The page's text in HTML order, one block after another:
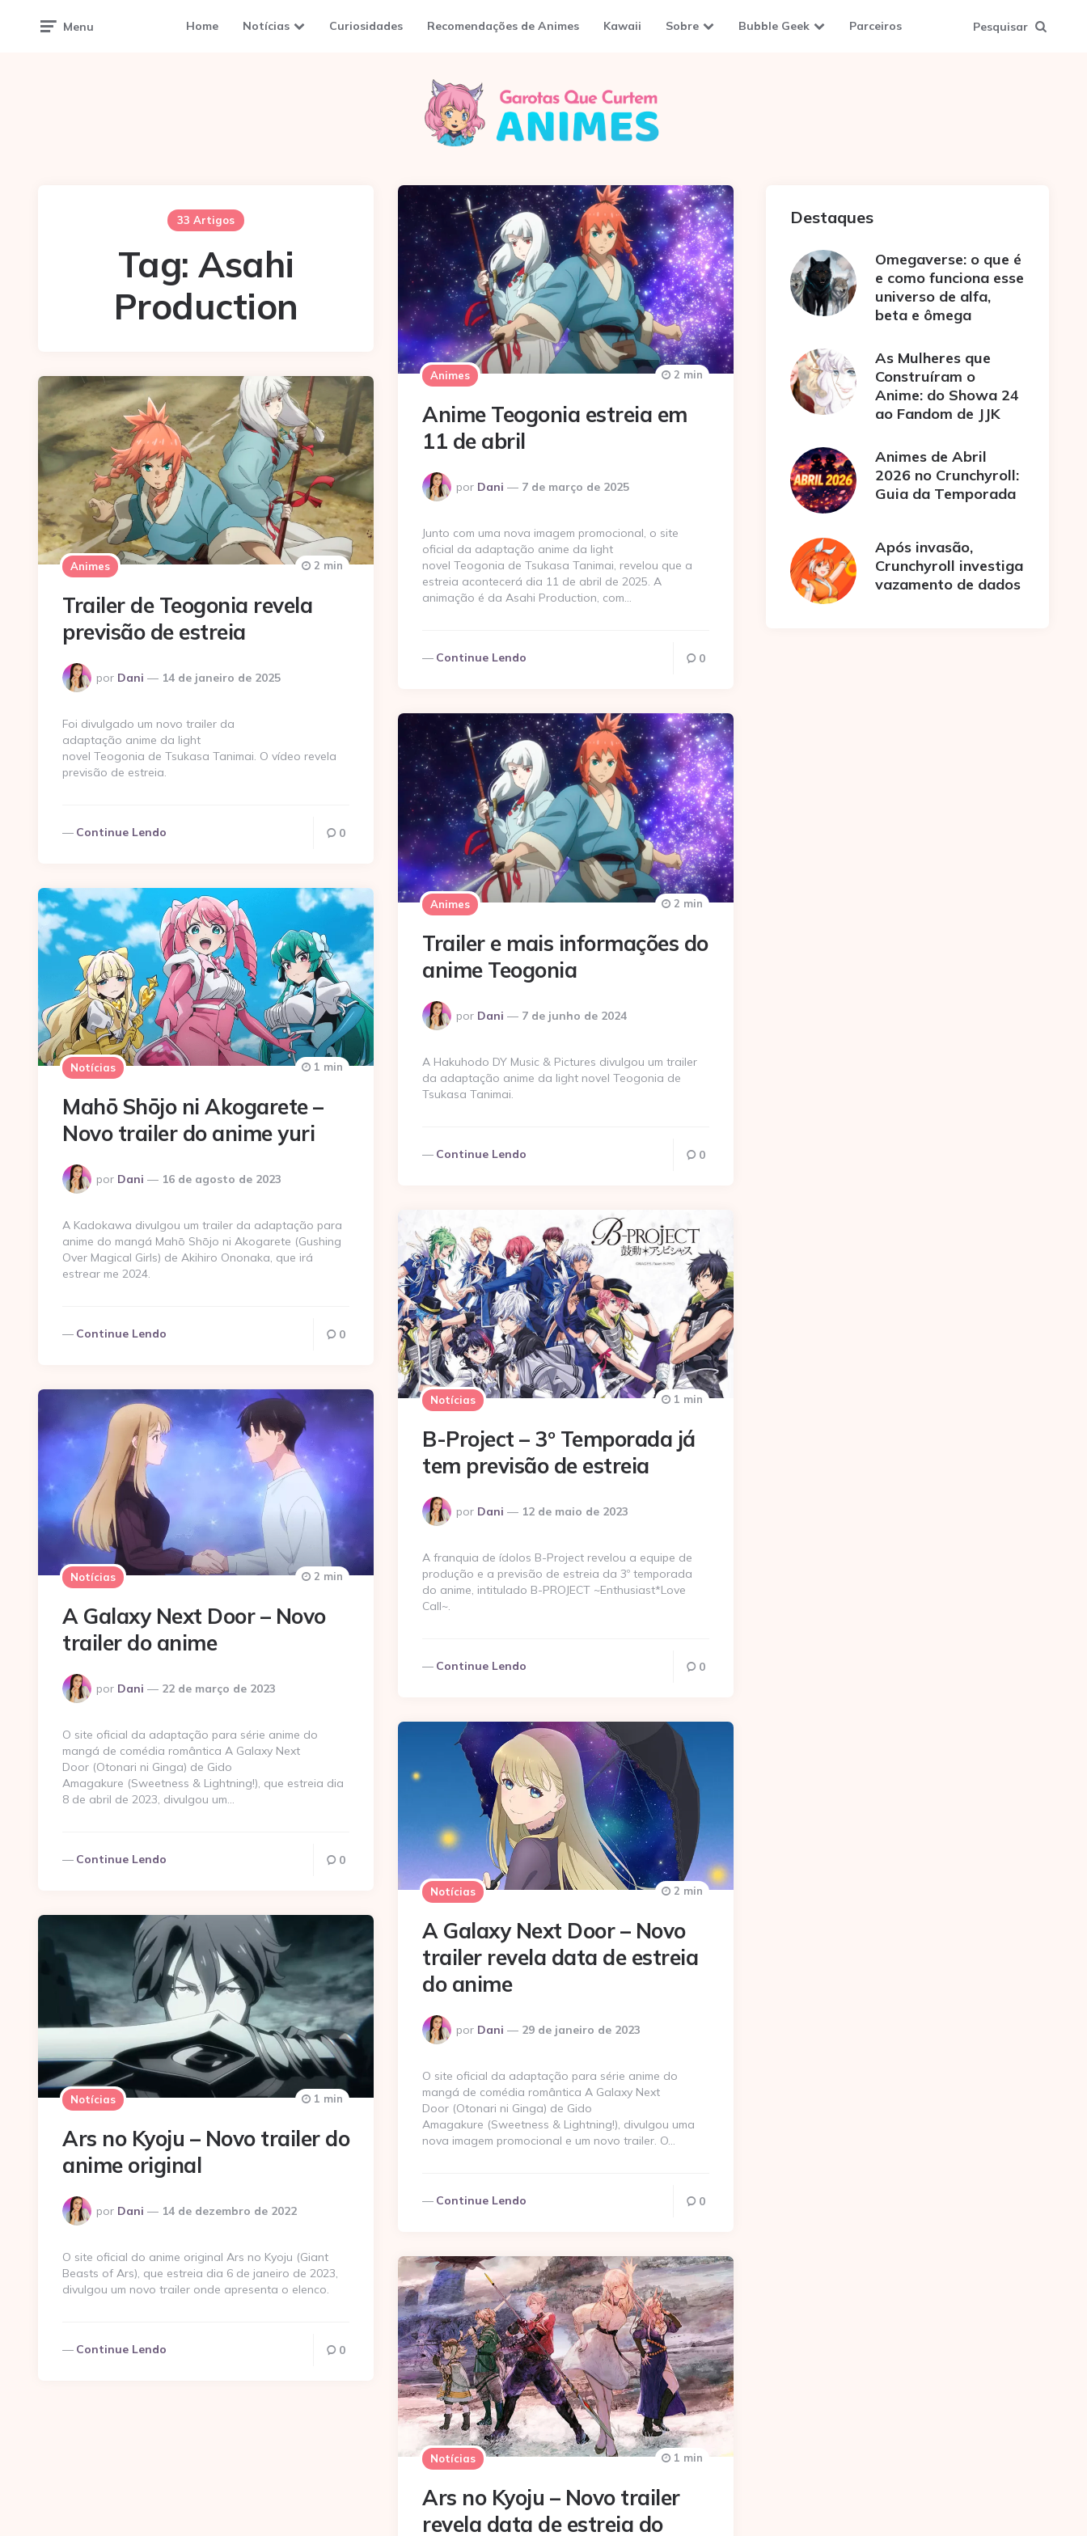
Menu Home Notícias Curiosidades Recomendações de Animes Kawaii Sobre Bubble Geek Parceiros Pesquisar
33 Artigos
Tag: Asahi
Production
Animes
Anime Teogonia estreia em
11 de abril
Postado
por
por Dani 7 de março de 2025
2 min
Junto com uma nova imagem promocional, o site
oficial da adaptação anime da light
novel Teogonia de Tsukasa Tanimai, revelou que a
estreia acontecerá dia 11 de abril de 2025. A
animação é da Asahi Production, com…
Continue Lendo 0
Animes
Trailer de Teogonia revela
previsão de estreia
Postado
por
por Dani 14 de janeiro de 2025
2 min
Foi divulgado um novo trailer da
adaptação anime da light
novel Teogonia de Tsukasa Tanimai. O vídeo revela
previsão de estreia.
Continue Lendo 0
Animes
Trailer e mais informações do
anime Teogonia
Postado
por
por Dani 7 de junho de 2024
2 min
A Hakuhodo DY Music & Pictures divulgou um trailer
da adaptação anime da light novel Teogonia de
Tsukasa Tanimai.
Continue Lendo 0
Notícias
Mahō Shōjo ni Akogarete –
Novo trailer do anime yuri
Postado
por
por Dani 16 de agosto de 2023
1 min
A Kadokawa divulgou um trailer da adaptação para
anime do mangá Mahō Shōjo ni Akogarete (Gushing
Over Magical Girls) de Akihiro Ononaka, que irá
estrear me 2024.
Continue Lendo 0
Notícias
B-Project – 3º Temporada já
tem previsão de estreia
Postado
por
por Dani 12 de maio de 2023
1 min
A franquia de ídolos B-Project revelou a equipe de
produção e a previsão de estreia da 3º temporada
do anime, intitulado B-PROJECT ~Enthusiast*Love
Call~.
Continue Lendo 0
Notícias
A Galaxy Next Door – Novo
trailer do anime
Postado
por
por Dani 22 de março de 2023
2 min
O site oficial da adaptação para série anime do
mangá de comédia romântica A Galaxy Next
Door (Otonari ni Ginga) de Gido
Amagakure (Sweetness & Lightning!), que estreia dia
8 de abril de 2023, divulgou um…
Continue Lendo 0
Notícias
A Galaxy Next Door – Novo
trailer revela data de estreia
do anime
Postado
por
por Dani 29 de janeiro de 2023
2 min
O site oficial da adaptação para série anime do
mangá de comédia romântica A Galaxy Next
Door (Otonari ni Ginga) de Gido
Amagakure (Sweetness & Lightning!), divulgou uma
nova imagem promocional e um novo trailer. O…
Continue Lendo 0
Notícias
Ars no Kyoju – Novo trailer do
anime original
Postado
por
por Dani 14 de dezembro de 2022
1 min
O site oficial do anime original Ars no Kyoju (Giant
Beasts of Ars), que estreia dia 6 de janeiro de 2023,
divulgou um novo trailer onde apresenta o elenco.
Continue Lendo 0
Notícias
Ars no Kyoju – Novo trailer
revela data de estreia do
1 min
Destaques
Omegaverse: o que é
e como funciona esse
universo de alfa,
beta e ômega
As Mulheres que
Construíram o
Anime: do Showa 24
ao Fandom de JJK
Animes de Abril
2026 no Crunchyroll:
Guia da Temporada
Após invasão,
Crunchyroll investiga
vazamento de dados